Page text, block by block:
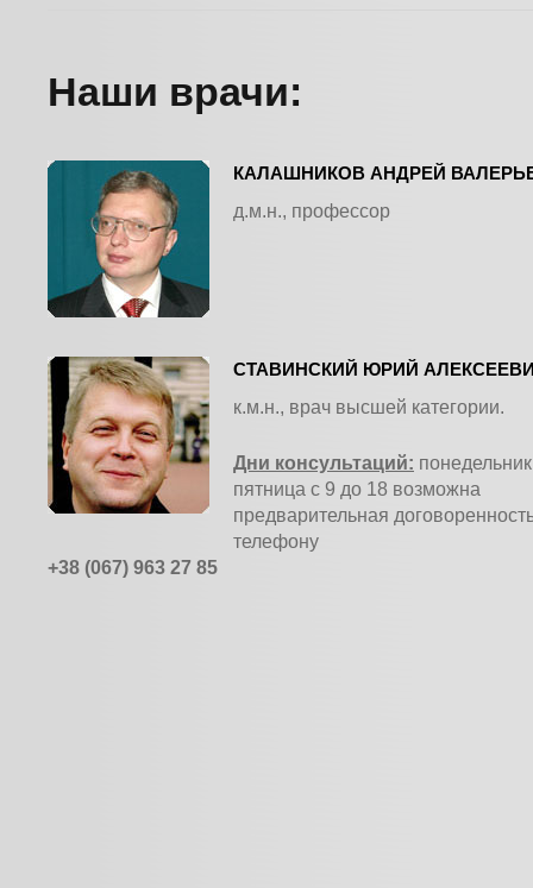
Наши врачи:
КАЛАШНИКОВ АНДРЕЙ
д.м.н., профессор
СТАВИНСКИЙ ЮРИЙ
к.м.н., врач высшей категории.
Дни консультаций:
пятница с 9 до 18 возможна
предварительная
телефону
+38 (067) 963 27 85